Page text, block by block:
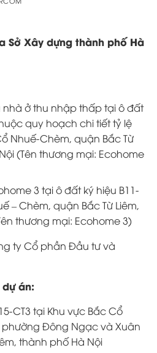
Sở Xây dựng thành phố Hà
nhà ở thu nhập thấp tại ô đất
quy hoạch chi tiết tỷ lệ
Nhuế-Chèm, quận Bắc Từ
(Tên thương mại: Ecohome
3 tại ô đất ký hiệu B11-
– Chèm, quận Bắc Từ Liêm,
thương mại: Ecohome 3)
ty Cổ phần Đầu tư và
án:
CT3 tại Khu vực Bắc Cổ
phường Đông Ngạc và Xuân
thành phố Hà Nội